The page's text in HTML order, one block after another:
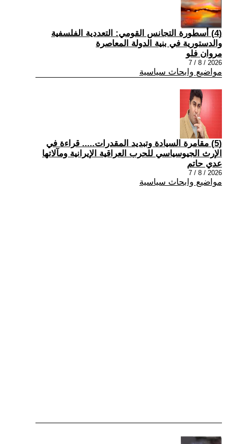
(4) أسطورة التجانس القومي: التعددية الفلسفية
والدستورية في بنية الدولة المعاصرة
مروان فلو
2026 / 8 / 7
مواضيع وابحاث سياسية
(5) مقامرة السيادة وتبديد المقدرات..... قراءة في
الإرث الجيوسياسي للحرب العراقية الإيرانية ومآلاتها
عدي حاتم
2026 / 8 / 7
مواضيع وابحاث سياسية